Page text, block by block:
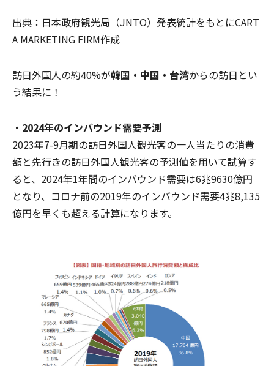
出典：日本政府観光局（JNTO）発表統計をもとにCART
A MARKETING FIRM作成
訪日外国人の約40%が韓国・中国・台湾からの訪日とい
う結果に！
・2024年のインバウンド需要予測
2023年7-9月期の訪日外国人観光客の一人当たりの消費
額と先行きの訪日外国人観光客の予測値を用いて試算す
ると、2024年1年間のインバウンド需要は6兆9630億円
となり、コロナ前の2019年のインバウンド需要4兆8,135
億円を早くも超える計算になります。